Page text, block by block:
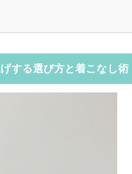
する選び方と着こなし術